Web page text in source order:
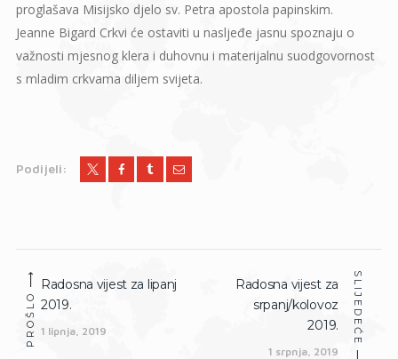
proglašava Misijsko djelo sv. Petra apostola papinskim.
Jeanne Bigard Crkvi će ostaviti u nasljeđe jasnu spoznaju o
važnosti mjesnog klera i duhovnu i materijalnu suodgovornost
s mladim crkvama diljem svijeta.
Podijeli:
objava
PROŠLO
Prethodna
objava:
Radosna vijest za lipanj
2019.
1 lipnja, 2019 SLIJEDEĆE
Slijedeća
objava:
Radosna vijest za
srpanj/kolovoz
2019.
1 srpnja, 2019